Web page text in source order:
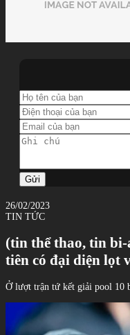
Gửi
26/02/2023
TIN TỨC
(tin thể thao, tin bi-
tiên có đại diện lọt
Ở lượt trận tứ kết giải pool 10